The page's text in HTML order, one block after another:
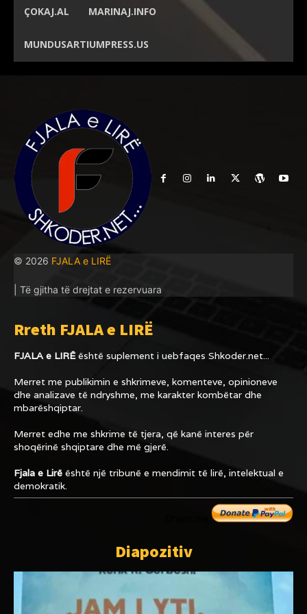
ÇOKAJ.AL MARINAJ.INFO
MUNDUSARTIUMPRESS.US
© 2026 FJALA e LIRË
| Të gjitha të drejtat e rezervuara
Rreth FJALA e LIRË
FJALA e LIRËështë suplement i uebfaqes Shkoder.net...
Merret me publikimin e shkrimeve, komenteve, opinioneve
dhe analizave të ndryshme, me karakter kombëtar dhe
mbarëshqiptar.
Merret edhe me shkrime të tjera, që kanë interes për
shoqërinë shqiptare dhe më gjerë.
Fjala e Lirë është një tribunë e mendimit të lirë, intelektual e
demokratik.
Diapozitiv